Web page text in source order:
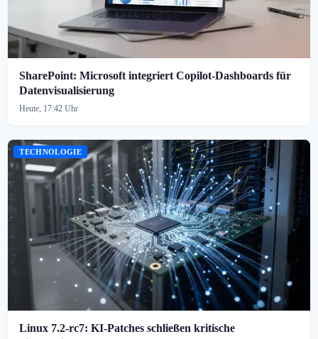
SharePoint: Microsoft integriert Copilot-Dashboards für
Datenvisualisierung
Heute, 17:42 Uhr
TECHNOLOGIE
Linux 7.2-rc7: KI-Patches schließen kritische